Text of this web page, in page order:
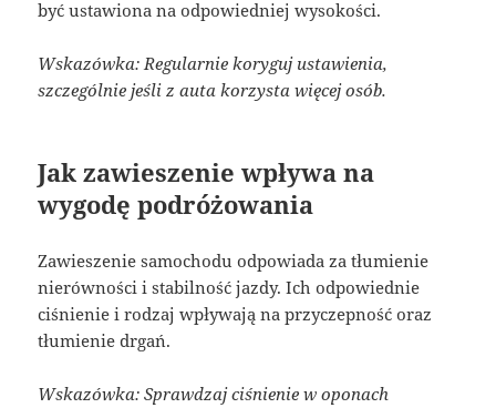
być ustawiona na odpowiedniej wysokości.
Wskazówka: Regularnie koryguj ustawienia,
szczególnie jeśli z auta korzysta więcej osób.
Jak zawieszenie wpływa na
wygodę podróżowania
Zawieszenie samochodu odpowiada za tłumienie
nierówności i stabilność jazdy. Ich odpowiednie
ciśnienie i rodzaj wpływają na przyczepność oraz
tłumienie drgań.
Wskazówka: Sprawdzaj ciśnienie w oponach